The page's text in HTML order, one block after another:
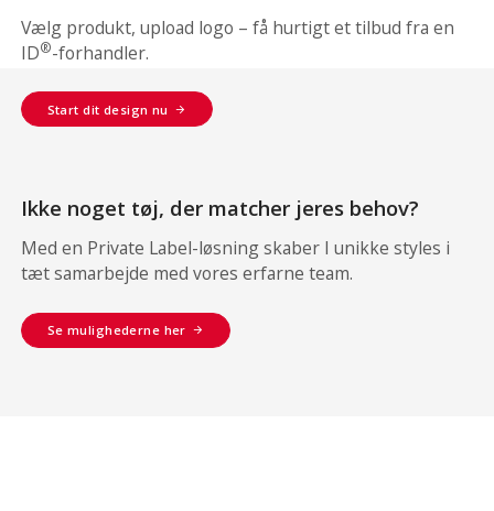
Vælg produkt, upload logo – få hurtigt et tilbud fra en
ID®-forhandler.
Start dit design nu
Ikke noget tøj, der matcher jeres behov?
Med en Private Label-løsning skaber I unikke styles i
tæt samarbejde med vores erfarne team.
Se mulighederne her